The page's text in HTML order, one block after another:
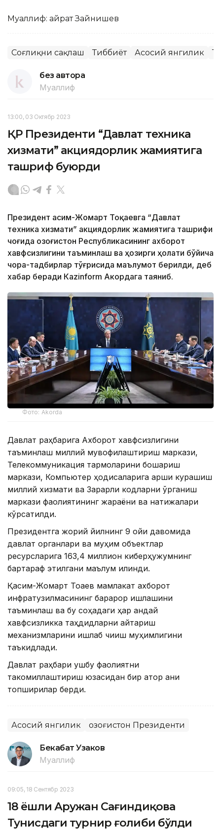
Муаллиф: Қайрат Зайнишев
Соғлиқни сақлаш Тиббиёт Асосий янгилик
без автора
Муаллиф
13:00, 03 Октябр 2023
ҚР Президенти “Давлат техника
хизмати” акциядорлик жамиятига
ташриф буюрди
Президент Қасим-Жомарт Тоқаевга “Давлат
техника хизмати” акциядорлик жамиятига ташрифи
чоғида Қозоғистон Республикасининг ахборот
хавфсизлигини таъминлаш ва ҳозирги ҳолати бўйича
чора-тадбирлар тўғрисида маълумот берилди, деб
хабар беради Каzinform Акордага таяниб.
Фото: Akorda
Давлат раҳбарига Ахборот хавфсизлигини
таъминлаш миллий мувофиқлаштириш маркази,
Телекоммуникация тармоқларини бошқариш
маркази, Компьютер ҳодисаларига қарши курашиш
миллий хизмати ва Зарарли кодларни ўрганиш
маркази фаолиятининг жараёни ва натижалари
кўрсатилди.
Президентга жорий йилнинг 9 ойи давомида
давлат органлари ва муҳим объектлар
ресурсларига 163,4 миллион киберҳужумнинг
бартараф этилгани маълум қилинди.
Қасим-Жомарт Тоқаев мамлакат ахборот
инфратузилмасининг барқарор ишлашини
таъминлаш ва бу соҳадаги ҳар қандай
хавфсизликка таҳдидларни қайтариш
механизмларини ишлаб чиқиш муҳимлигини
таъкидлади.
Давлат раҳбари ушбу фаолиятни
такомиллаштириш юзасидан бир қатор аниқ
топшириқлар берди.
Асосий янгилик Қозоғистон Президенти
Бекабат Узаков
Муаллиф
09:05, 18 Сентябр 2023
18 ёшли Аружан Сағиндиқова
Тунисдаги турнир ғолиби бўлди